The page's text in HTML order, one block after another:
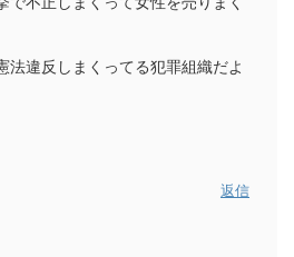
法違反しまくってる犯罪組織だよ
返信